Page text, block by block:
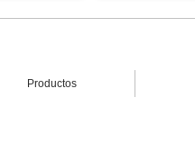
Productos